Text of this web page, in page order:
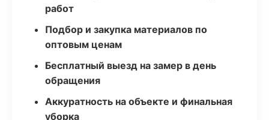
работ
Подбор и закупка материалов по
оптовым ценам
Бесплатный выезд на замер в день
обращения
Аккуратность на объекте и финальная
уборка